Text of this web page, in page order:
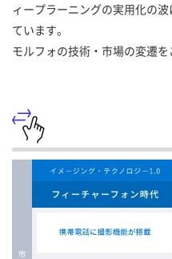
ィープラーニングの実用化の
ています。
モルフォの技術・市場の変遷を